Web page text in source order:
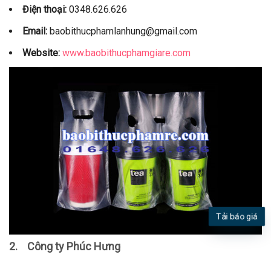
Điện thoại: 0348.626.626
Email: baobithucphamlanhung@gmail.com
Website: www.baobithucphamgiare.com
2. Công ty Phúc Hưng
Tải báo giá